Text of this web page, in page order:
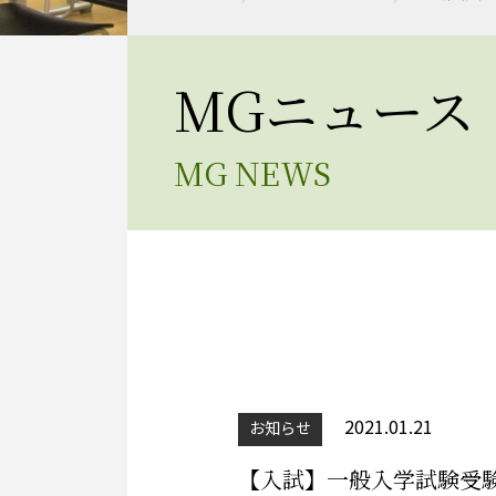
MGニュース
MG NEWS
お知らせ 2021.01.21
【入試】一般入学試験受